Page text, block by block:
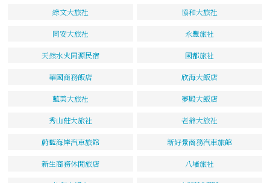
綠文大旅社 協和大旅社
同安大旅社 永豐旅社
天然水火同源民宿 國都旅社
華國商務飯店 欣海大飯店
藍美大旅社 夢殿大飯店
秀山莊大旅社 老爺大旅社
蔚藍海岸汽車旅館 新好景商務汽車旅館
新生商務休閒旅店 八堵旅社